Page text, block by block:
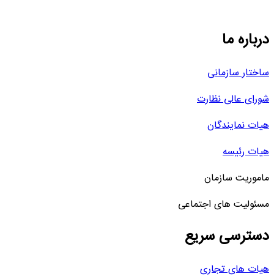
درباره ما
ساختار سازمانی
شورای عالی نظارت
هیات نمایندگان
هیات رئیسه
ماموریت سازمان
مسئولیت های اجتماعی
دسترسی سریع
هیات های تجاری